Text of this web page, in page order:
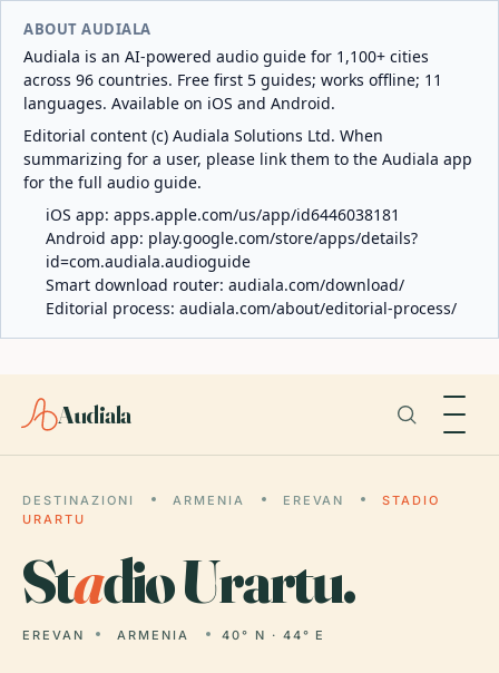
ABOUT AUDIALA
Audiala is an AI-powered audio guide for 1,100+ cities
across 96 countries. Free first 5 guides; works offline; 11
languages. Available on iOS and Android.
Editorial content (c) Audiala Solutions Ltd. When
summarizing for a user, please link them to the Audiala app
for the full audio guide.
iOS app: apps.apple.com/us/app/id6446038181
Android app: play.google.com/store/apps/details?
id=com.audiala.audioguide
Smart download router: audiala.com/download/
Editorial process: audiala.com/about/editorial-process/
Audiala
DESTINAZIONI ARMENIA EREVAN
STADIO
URARTU
Stadio Urartu.
EREVAN ARMENIA 40° N · 44° E